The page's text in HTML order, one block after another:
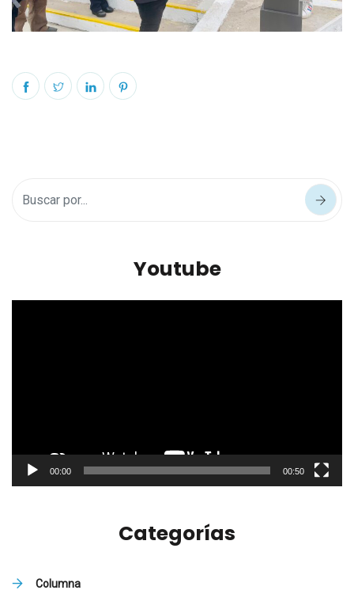
Youtube
00:00 00:50
Categorías
Columna